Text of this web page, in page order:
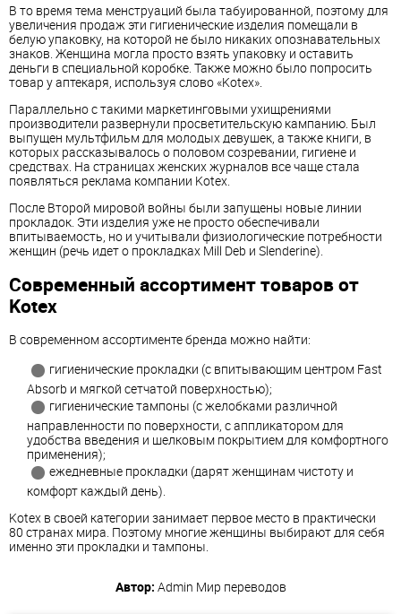
В то время тема менструаций была табуированной, поэтому для
увеличения продаж эти гигиенические изделия помещали в
белую упаковку, на которой не было никаких опознавательных
знаков. Женщина могла просто взять упаковку и оставить
деньги в специальной коробке. Также можно было попросить
товар у аптекаря, используя слово «Kotex».
Параллельно с такими маркетинговыми ухищрениями
производители развернули просветительскую кампанию. Был
выпущен мультфильм для молодых девушек, а также книги, в
которых рассказывалось о половом созревании, гигиене и
средствах. На страницах женских журналов все чаще стала
появляться реклама компании Kotex.
После Второй мировой войны были запущены новые линии
прокладок. Эти изделия уже не просто обеспечивали
впитываемость, но и учитывали физиологические потребности
женщин (речь идет о прокладках Mill Deb и Slenderine).
Современный ассортимент товаров от
Kotex
В современном ассортименте бренда можно найти:
гигиенические прокладки (с впитывающим центром Fast
Absorb и мягкой сетчатой поверхностью);
гигиенические тампоны (с желобками различной
направленности по поверхности, с аппликатором для
удобства введения и шелковым покрытием для комфортного
применения);
ежедневные прокладки (дарят женщинам чистоту и
комфорт каждый день).
Kotex в своей категории занимает первое место в практически
80 странах мира. Поэтому многие женщины выбирают для себя
именно эти прокладки и тампоны.
Автор: Admin Мир переводов